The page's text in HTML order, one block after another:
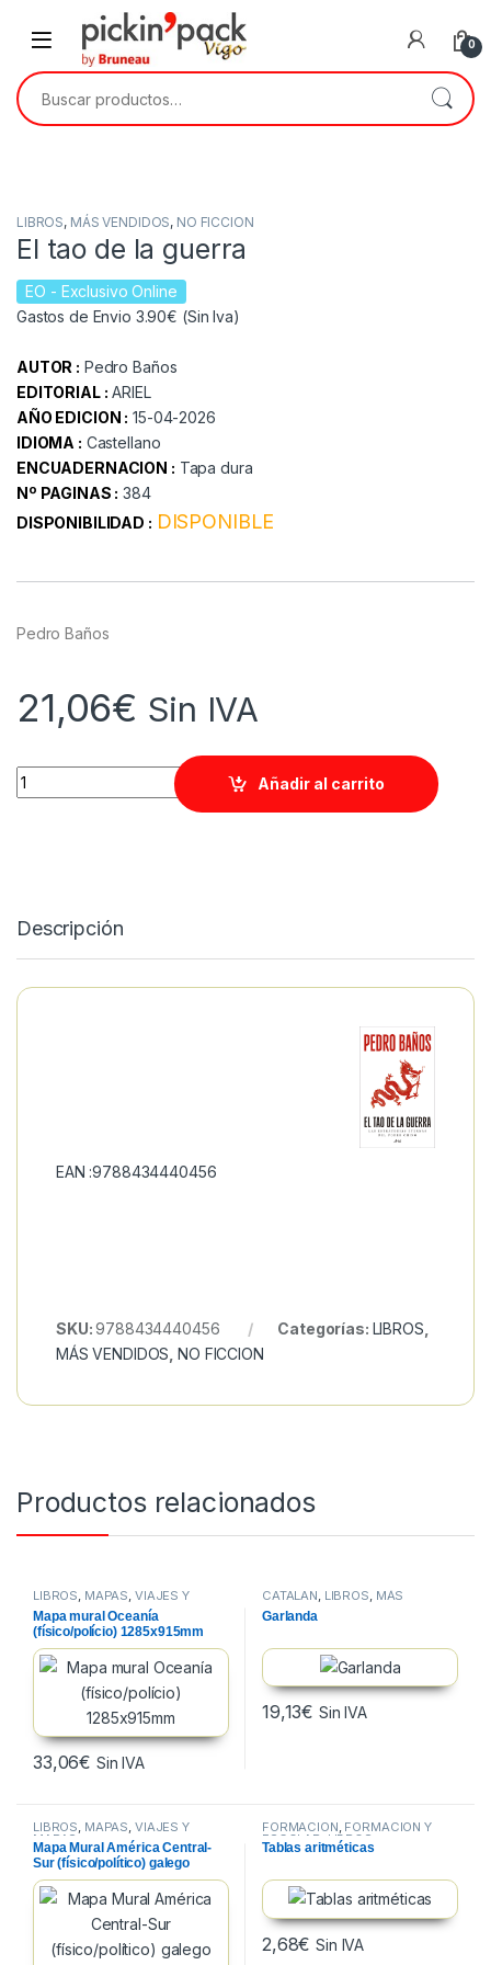
Skip to navigation
Skip to content
0
Buscar por:
LIBROS, MÁS VENDIDOS, NO FICCION
El tao de la guerra
EO - Exclusivo Online
Gastos de Envio 3.90€ (Sin Iva)
AUTOR : Pedro Baños
EDITORIAL : ARIEL
AÑO EDICION : 15-04-2026
IDIOMA : Castellano
ENCUADERNACION : Tapa dura
Nº PAGINAS : 384
DISPONIBILIDAD : DISPONIBLE
Pedro Baños
21,06€ Sin IVA
Quantity
Añadir al carrito
Descripción
EAN :9788434440456
SKU:9788434440456 Categorías: LIBROS
MÁS VENDIDOS ,NO FICCION
Productos relacionados
LIBROS, MAPAS, VIAJES Y
MAPAS
Mapa mural Oceanía
(físico/polício) 1285x915mm
33,06€ Sin IVA
CATALAN, LIBROS, MÁS
VENDIDOS
Garlanda
19,13€ Sin IVA
LIBROS, MAPAS, VIAJES Y
MAPAS
Mapa Mural América Central-
Sur (físico/político) galego
1285x915mm
FORMACION, FORMACIÓN Y
ESCOLAR LIBROS
Tablas aritméticas
2,68€ Sin IVA